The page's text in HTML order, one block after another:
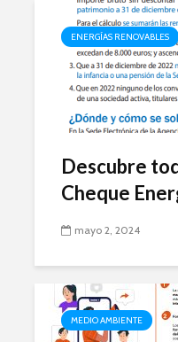
ENERGÍAS RENOVABLES
Descubre
Cheque
mayo 2, 2024
MEDIO AMBIENTE